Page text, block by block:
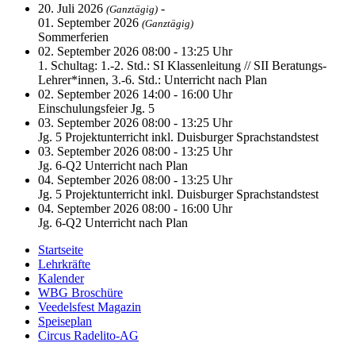
20. Juli 2026 (Ganztägig) -
01. September 2026 (Ganztägig)
Sommerferien
02. September 2026 08:00 - 13:25 Uhr
1. Schultag: 1.-2. Std.: SI Klassenleitung // SII Beratungs-
Lehrer*innen, 3.-6. Std.: Unterricht nach Plan
02. September 2026 14:00 - 16:00 Uhr
Einschulungsfeier Jg. 5
03. September 2026 08:00 - 13:25 Uhr
Jg. 5 Projektunterricht inkl. Duisburger Sprachstandstest
03. September 2026 08:00 - 13:25 Uhr
Jg. 6-Q2 Unterricht nach Plan
04. September 2026 08:00 - 13:25 Uhr
Jg. 5 Projektunterricht inkl. Duisburger Sprachstandstest
04. September 2026 08:00 - 16:00 Uhr
Jg. 6-Q2 Unterricht nach Plan
Startseite
Lehrkräfte
Kalender
WBG Broschüre
Veedelsfest Magazin
Speiseplan
Circus Radelito-AG